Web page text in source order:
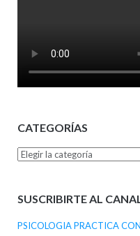
CATEGORÍAS
Categorías
SUSCRIBIRTE AL
PSICOLOGIA PRACTICA